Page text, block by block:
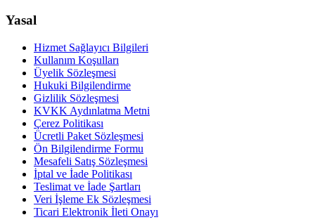
Yasal
Hizmet Sağlayıcı Bilgileri
Kullanım Koşulları
Üyelik Sözleşmesi
Hukuki Bilgilendirme
Gizlilik Sözleşmesi
KVKK Aydınlatma Metni
Çerez Politikası
Ücretli Paket Sözleşmesi
Ön Bilgilendirme Formu
Mesafeli Satış Sözleşmesi
İptal ve İade Politikası
Teslimat ve İade Şartları
Veri İşleme Ek Sözleşmesi
Ticari Elektronik İleti Onayı